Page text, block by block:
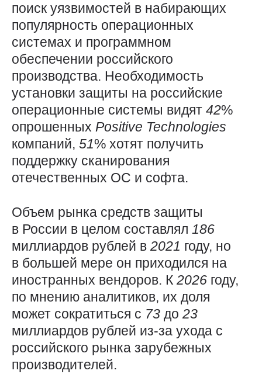
поиск уязвимостей в набирающих
популярность операционных
системах и программном
обеспечении российского
производства. Необходимость
установки защиты на российские
операционные системы видят 42%
опрошенных Positive Technologies
компаний, 51% хотят получить
поддержку сканирования
отечественных ОС и софта.
Объем рынка средств защиты
в России в целом составлял 186
миллиардов рублей в 2021 году, но
в большей мере он приходился на
иностранных вендоров. К 2026 году,
по мнению аналитиков, их доля
может сократиться с 73 до 23
миллиардов рублей из-за ухода с
российского рынка зарубежных
производителей.